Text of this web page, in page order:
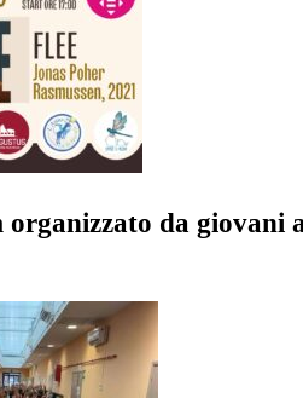
organizzato da giovani